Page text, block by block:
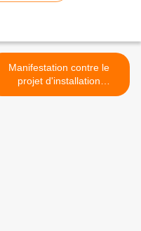
Manifestation contre le
projet d'installation
d'éoliennes >